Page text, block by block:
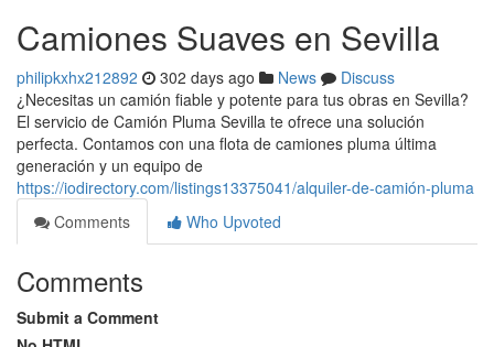
Camiones Suaves en Sevilla
philipkxhx212892 302 days ago News
Discuss
¿Necesitas un camión fiable y potente para tus obras en Sevilla?
El servicio de Camión Pluma Sevilla te ofrece una solución
perfecta. Contamos con una flota de camiones pluma última
generación y un equipo de
https://iodirectory.com/listings13375041/alquiler-de-camión-pluma
Comments
Who Upvoted
Comments
Submit a Comment